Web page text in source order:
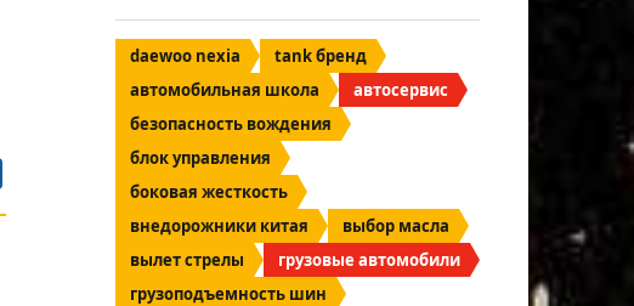
daewoo nexia
tank бренд
автомобильная школа
автосервис
безопасность вождения
блок управления
боковая жесткость
внедорожники китая
выбор масла
вылет стрелы
грузовые автомобили
грузоподъемность шин